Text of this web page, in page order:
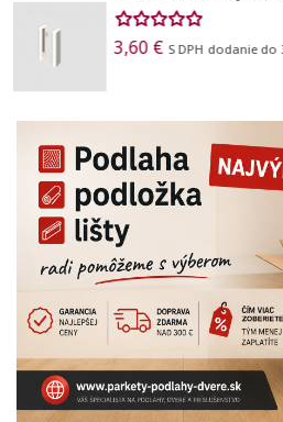
3,10 € 2,91 € S DPH